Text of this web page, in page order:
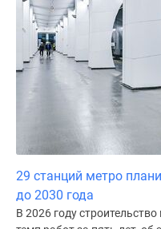
Дома
коттеджи
Коттеджные
поселки
Москве
коттеджные
поселки
Строящиеся
29 станций метро
до 2030 года
В 2026 году